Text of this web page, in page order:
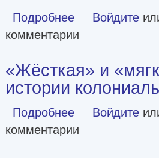
Подробнее о Конец света [litres]
Войдите
комментарии
«Жёсткая» и
истории
Подробнее о «Жёсткая» и «мягкая
Войдите
комментарии